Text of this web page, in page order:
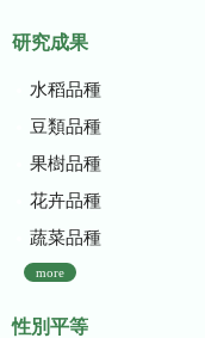
研究成果
水稻品種
豆類品種
果樹品種
花卉品種
蔬菜品種
more
性別平等